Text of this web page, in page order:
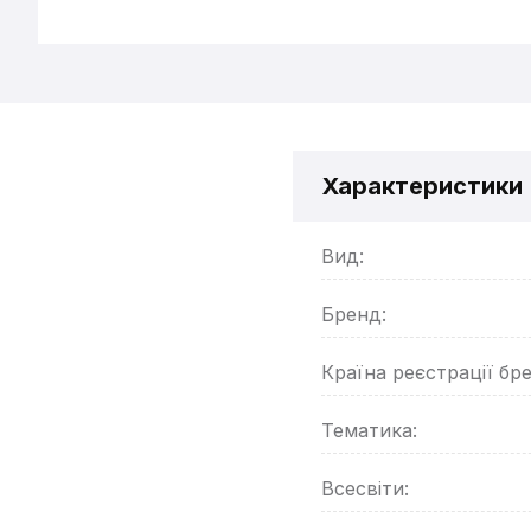
Характеристики
Вид:
Бренд:
Країна реєстрації
Тематика:
Всесвіти: